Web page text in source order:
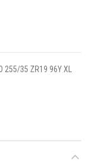
255/35 ZR19 96Y XL